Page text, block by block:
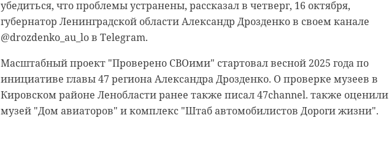
убедиться, что проблемы устранены, рассказал в четверг, 16 октября,
губернатор Ленинградской области Александр Дрозденко в своем канале
@drozdenko_au_lo в Telegram.
Масштабный проект "Проверено СВОими" стартовал весной 2025 года по
инициативе главы 47 региона Александра Дрозденко. О проверке музеев в
Кировском районе Ленобласти ранее также писал 47channel. также оценили
музей "Дом авиаторов" и комплекс "Штаб автомобилистов Дороги жизни".
жительница Бокситогорска быть причастна и к другим подобным случаям.